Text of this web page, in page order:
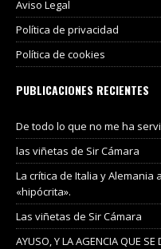
Aviso Legal
Política de privacidad
Política de cookies
PUBLICACIONES RECIENTES
De todo lo que no me ha
las viñetas de Sir Cámara
La crítica de Italia y Alemania
«hipócrita».
Las viñetas de Sir Cámara
AYUSO, Y LA AGENCIA QUE SE